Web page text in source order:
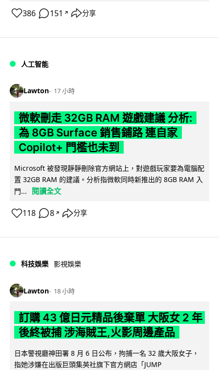
386 151 ↗ 分享
人工智能
Lawton 17 小時
微軟刪走 32GB RAM 遊戲建議 分析:
為 8GB Surface 銷售鋪路 連自家
Copilot+ 門檻也未到
Microsoft 被發現靜靜刪除官方網站上，對遊戲玩家要為電腦配
置 32GB RAM 的建議。分析指微軟同時新推出的 8GB RAM 入
門...
閱讀全文
118 8 ↗ 分享
科技娛樂 影視娛樂
Lawton 18 小時
訂購 43 億日元精品後棄單 大阪女 2 年
後終被捕 涉海賊王,火影周邊產品
日本警視廳神田署 8 月 6 日公布，拘捕一名 32 歲大阪女子，
指她涉嫌在出版巨頭集英社旗下官方網店「JUMP